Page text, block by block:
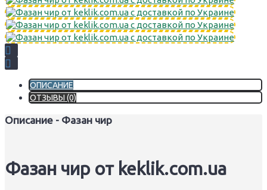
ОПИСАНИЕ
ОТЗЫВЫ (0)
Описание - Фазан чир
Фазан чир от keklik.com.ua